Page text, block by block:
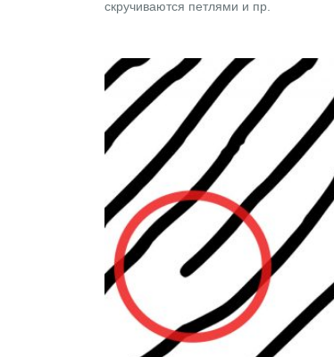
скручиваются петлями и пр.